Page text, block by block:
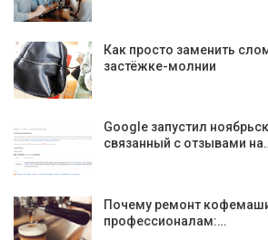
Как просто заменить
застёжке-молнии
Google запустил
связанный с отзывами
Почему ремонт
профессионалам:…